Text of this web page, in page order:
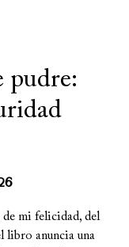
pudre:
mi felicidad, del
libro anuncia una